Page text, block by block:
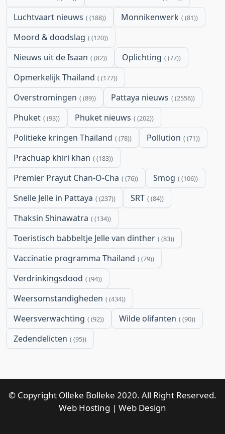
Luchtvaart nieuws (188) Monnikenwerk (81)
Moord & doodslag (120)
Nieuws uit de Isaan (82) Oplichting (77)
Opmerkelijk Thailand (177)
Overstromingen (89) Pattaya nieuws (2556)
Phuket (93) Phuket nieuws (202)
Politieke kringen Thailand (78) Pollution (71)
Prachuap khiri khan (183)
Premier Prayut Chan-O-Cha (76) Smog (106)
Snelle Jelle in Pattaya (237) SRT (84)
Thaksin Shinawatra (134)
Toeristisch babbeltje Jelle van dinther (83)
Vaccinatie programma Thailand (79)
Verdrinkingsdood (94)
Weersomstandigheden (434)
Weersverwachting (92) Wilde olifanten (90)
Zedendelicten (95)
© Copyright Olleke Bolleke 2020. All Right Reserved.
Web Hosting | Web Design